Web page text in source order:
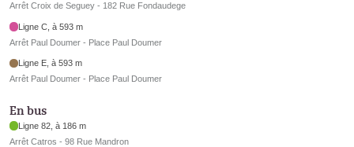
Arrêt Croix de Seguey - 182 Rue Fondaudege
Ligne C, à 593 m
Arrêt Paul Doumer - Place Paul Doumer
Ligne E, à 593 m
Arrêt Paul Doumer - Place Paul Doumer
En bus
Ligne 82, à 186 m
Arrêt Catros - 98 Rue Mandron